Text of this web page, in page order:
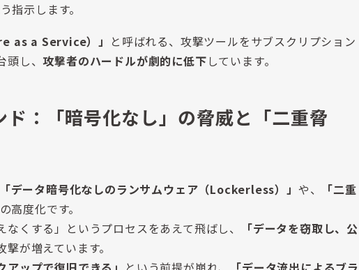
指示します。
as a Service）」 と呼ばれる、攻撃ツールをサブスクリプション
頭し、攻撃者のハードルが劇的に低下 しています。
：「暗号化なし」の脅威と「二重脅
「データ暗号化なしのランサムウェア（Lockerless）」 や、
「二重
の高度化です。
くする」というプロセスをあえて飛ばし、
「データを窃取し、公
が増えています。